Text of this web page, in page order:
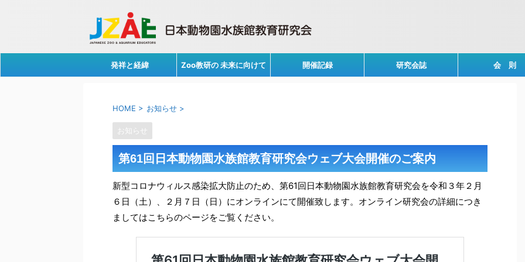
発祥と経緯 Zoo教研の 未来に向けて 開催記録 研究会誌 会 則
HOME > お知らせ >
お知らせ
第61回日本動物園水族館教育研究会ウェブ大会開催のご案内
新型コロナウィルス感染拡大防止のため、第61回日本動物園水族館教育研究会を令和３年２月
６日（土）、２月７日（日）にオンラインにて開催致します。オンライン研究会の詳細につき
ましてはこちらのページをご覧ください。